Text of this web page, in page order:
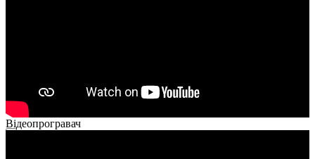
Відеопрогравач